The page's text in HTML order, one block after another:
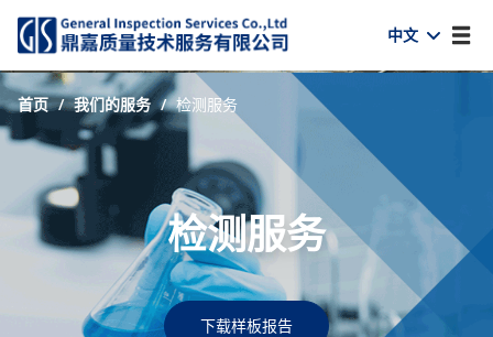
中文
首页 / 我们的服务 / 检测服务
检测服务
下载样板报告